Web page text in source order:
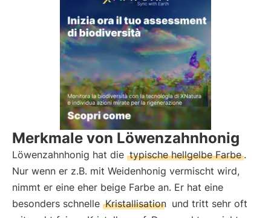
Merkmale von Löwenzahnhonig
Löwenzahnhonig hat die typische hellgelbe Farbe .
Nur wenn er z.B. mit Weidenhonig vermischt wird,
nimmt er eine eher beige Farbe an. Er hat eine
besonders schnelle Kristallisation und tritt sehr oft